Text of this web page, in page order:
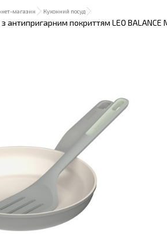
магазин Кухонний посуд
антипригарним покриттям LEO